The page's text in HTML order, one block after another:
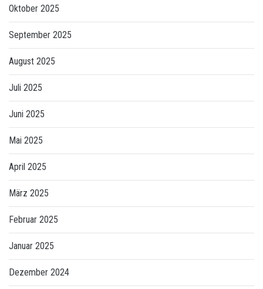
Oktober 2025
September 2025
August 2025
Juli 2025
Juni 2025
Mai 2025
April 2025
März 2025
Februar 2025
Januar 2025
Dezember 2024